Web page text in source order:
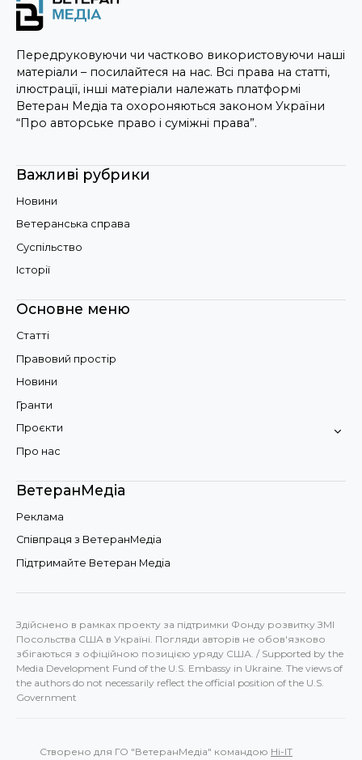
Передруковуючи чи частково використовуючи наші
матеріали – посилайтеся на нас. Всі права на статті,
ілюстрації, інші матеріали належать платформі
Ветеран Медіа та охороняються законом України
“Про авторське право і суміжні права”.
Важливі рубрики
Новини
Ветеранська справа
Суспільство
Історії
Основне меню
Статті
Правовий простір
Новини
Гранти
Проєкти
Про нас
ВетеранМедіа
Реклама
Співпраця з ВетеранМедіа
Підтримайте Ветеран Медіа
Здійснено в рамках проекту за підтримки Фонду розвитку ЗМІ
Посольства США в Україні. Погляди авторів не обов'язково
збігаються з офіційною позицією уряду США. / Supported by the
Media Development Fund of the U.S. Embassy in Ukraine. The views of
the authors do not necessarily reflect the official position of the U.S.
Government
Створено для ГО "ВетеранМедіа" командою Hi-IT